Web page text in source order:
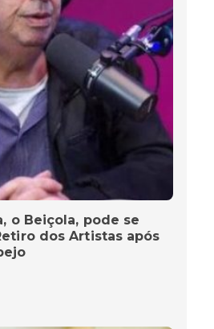
o Beiçola, pode se
dos Artistas após